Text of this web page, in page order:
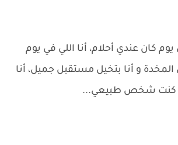
يوم كان عندي أحلام، أنا اللي في يوم
و أنا بتخيل مستقبل جميل، أنا
كنت شخص طبيعي...